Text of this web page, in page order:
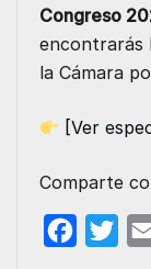
Congreso
encontrarás
la Cámara
[Ver
Comparte